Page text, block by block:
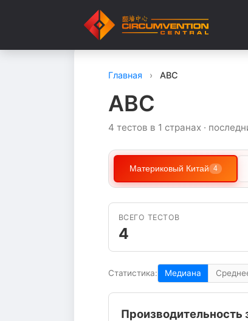
Главная › ABC
ABC
4 тестов в 1 странах ·
Материковый Китай 4
ВСЕГО ТЕСТОВ
4
Статистика: Медиана
Производительность